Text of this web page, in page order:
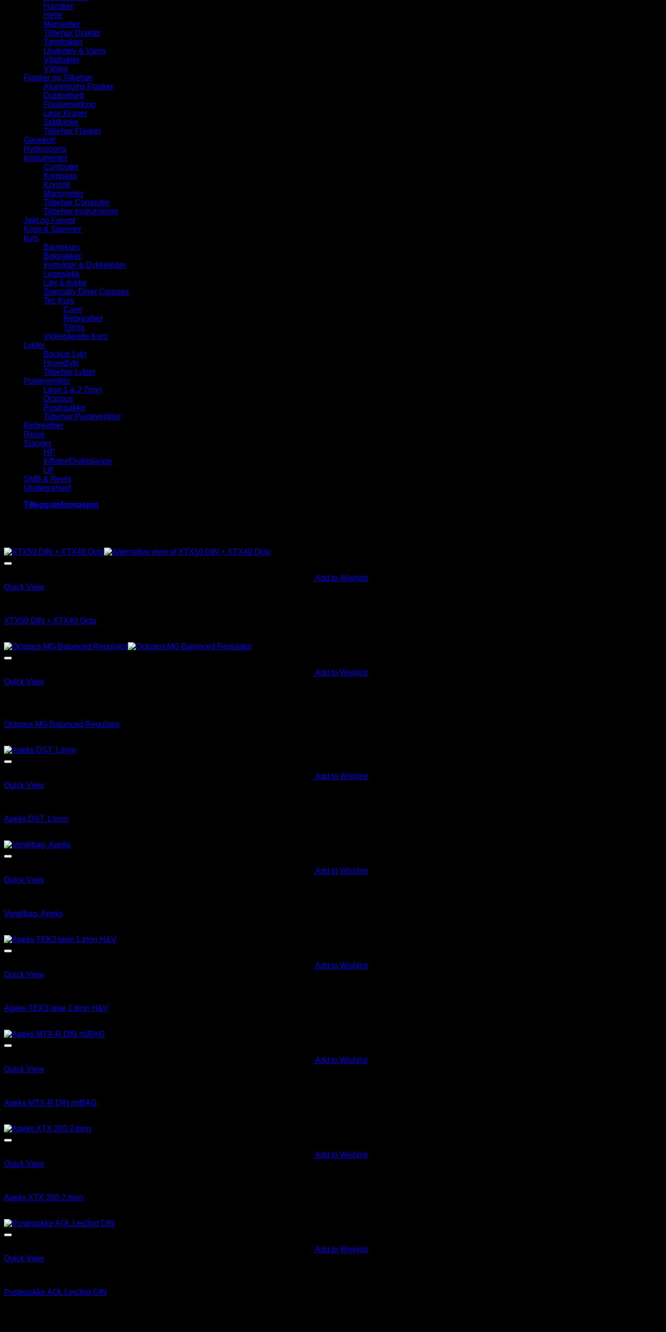
Hansker
Hette
Mansjetter
Tilbehør Drakter
Tørrdrakter
Undertøy & Vams
Våtdrakter
Våtsko
Flasker og Tilbehør
Aluminiums Flasker
Dobbeltsett
Flaskemerking
Løse Kraner
Stålflaske
Tilbehør Flasker
Gavekort
Hydrosports
Instrumenter
Computer
Kompass
Konsoll
Manometer
Tilbehør Computer
Tilbehør Instrumenter
Jakt og Fangst
Klips & Spenner
kurs
Barnekurs
Bokpakker
Instruktør & Dykkeleder
Legesjekk
Lær å dykke
Specialty Diver Courses
Tec Kurs
Cave
Rebreather
Trimix
Vidregående Kurs
Lykter
Backup Lykt
Hovedlykt
Tilbehør Lykter
Pusteventiler
Løse 1 & 2 Trinn
Octopus
Pustepakke
Tilbehør Pusteventiler
Rebreather
Reise
Slanger
HP
Inflator/Draktslange
LP
SMB & Reels
Ukategorisert
Tilleggsinformasjon
Add to Wishlist
Quick View
XTX50 DIN + XTX40 Octo
Add to Wishlist
Quick View
Octopus MG Balanced Regulator
Add to Wishlist
Quick View
Apeks DST 1.trinn
Add to Wishlist
Quick View
Ventilbag, Apeks
Add to Wishlist
Quick View
Apeks TEK3 løse 1.trinn H&V
Add to Wishlist
Quick View
Apeks MTX-R DIN m/BAG
Add to Wishlist
Quick View
Apeks XTX 200 2.trinn
Add to Wishlist
Quick View
Pustepakke AQL Leg3nd DIN